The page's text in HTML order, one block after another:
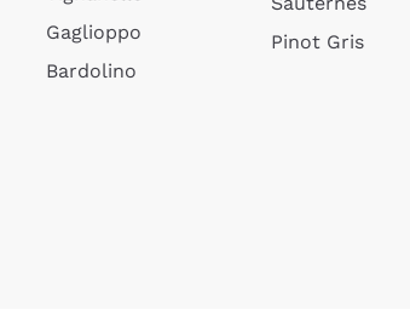
Gaglioppo
Bardolino
Pinot Gris